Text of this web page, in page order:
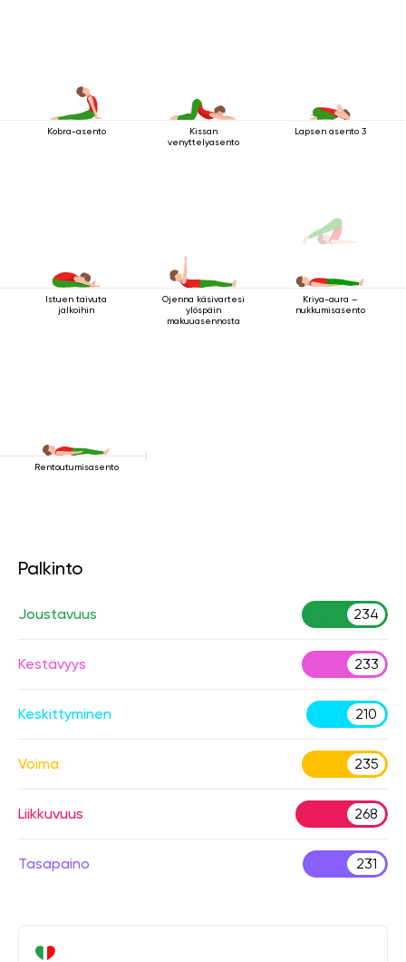
Kobra-asento
Kissan
venyttelyasento
Lapsen asento 3
Istuen taivuta
jalkoihin
Ojenna käsivartesi
ylöspäin
makuuasennosta
Kriya-aura –
nukkumisasento
Rentoutumisasento
Palkinto
Joustavuus 234
Kestävyys 233
Keskittyminen 210
Voima 235
Liikkuvuus 268
Tasapaino 231